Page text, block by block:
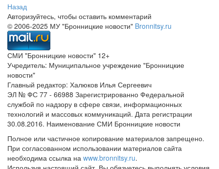
Назад
Авторизуйтесь, чтобы оставить комментарий
© 2006-2025 МУ "Бронницкие новости" Bronnitsy.ru
СМИ "Бронницкие новости" 12+
Учредитель: Муниципальное учреждение "Бронницкие
новости"
Главный редактор: Халюков Илья Сергеевич
ЭЛ № ФС 77 - 66988 Зарегистрированно Федеральной
службой по надзору в сфере связи, информационных
технологий и массовых коммуникаций. Дата регистрации
30.08.2016. Наименование СМИ Бронницкие новости
Полное или частичное копирование материалов запрещено.
При согласованном использовании материалов сайта
необходима ссылка на www.bronnitsy.ru.